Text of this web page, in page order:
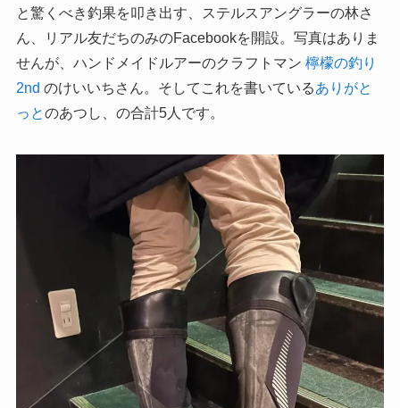
と驚くべき釣果を叩き出す、ステルスアングラーの林さ
ん、リアル友だちのみのFacebookを開設。写真はありま
せんが、ハンドメイドルアーのクラフトマン 檸檬の釣り
2nd のけいいちさん。そしてこれを書いているありがと
っとのあつし、の合計5人です。